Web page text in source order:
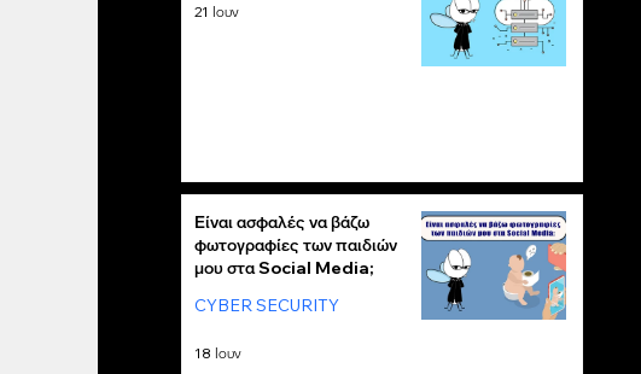
21 Ιουν
Είναι ασφαλές να βάζω
φωτογραφίες των παιδιών
μου στα Social Media;
CYBER SECURITY
18 Ιουν